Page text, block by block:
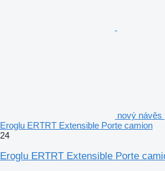
nový návěs
Eroglu ERTRT Extensible Porte camion
24
Eroglu ERTRT Extensible Porte